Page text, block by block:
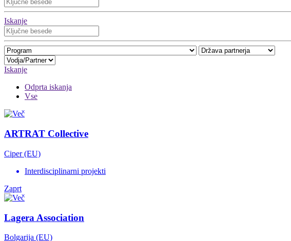
Iskanje
Iskanje
Odprta iskanja
Vse
ARTRAT Collective
Ciper (EU)
Interdisciplinarni projekti
Zaprt
Lagera Association
Bolgarija (EU)